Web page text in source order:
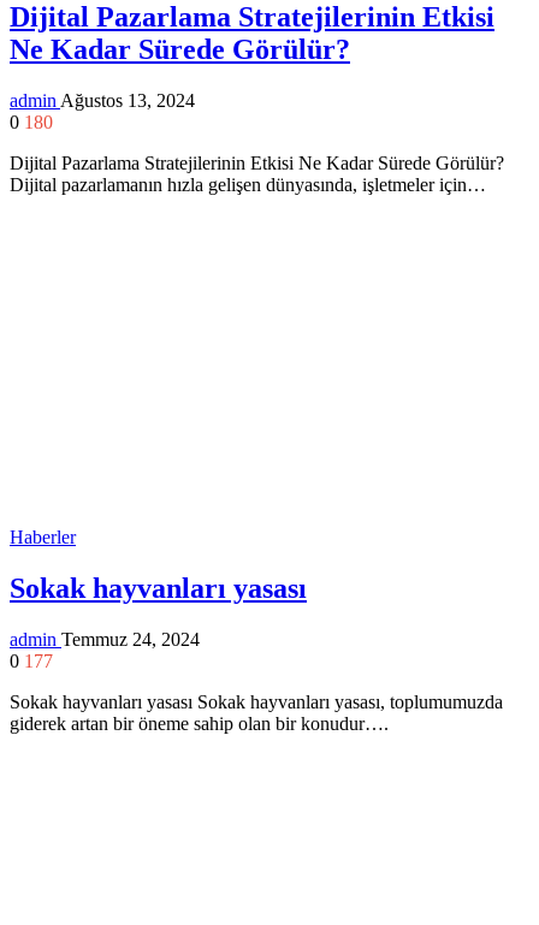
Dijital Pazarlama Stratejilerinin Etkisi
Ne Kadar Sürede Görülür?
admin Ağustos 13, 2024
0 180
Dijital Pazarlama Stratejilerinin Etkisi Ne Kadar Sürede Görülür?
Dijital pazarlamanın hızla gelişen dünyasında, işletmeler için…
Haberler
Sokak hayvanları yasası
admin Temmuz 24, 2024
0 177
Sokak hayvanları yasası Sokak hayvanları yasası, toplumumuzda
giderek artan bir öneme sahip olan bir konudur….